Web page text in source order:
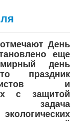
День
еще
день
праздник
и
с защитой
задача